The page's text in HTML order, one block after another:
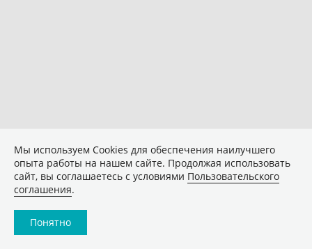
Мы используем Сookies для обеспечения наилучшего
опыта работы на нашем сайте. Продолжая использовать
сайт, вы соглашаетесь с условиями Пользовательского
соглашения.
Понятно